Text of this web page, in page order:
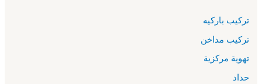
تركيب باركيه
تركيب مداخن
تهوية مركزية
حداد